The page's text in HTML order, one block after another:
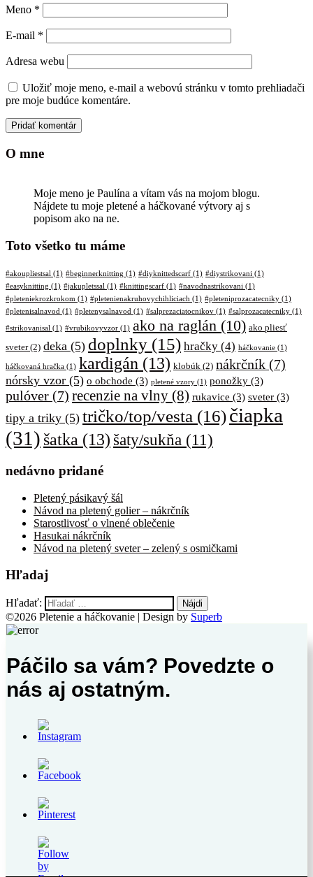
Meno *
E-mail *
Adresa webu
Uložiť moje meno, e-mail a webovú stránku v tomto prehliadači
pre moje budúce komentáre.
O mne
Moje meno je Paulína a vítam vás na mojom blogu.
Nájdete tu moje pletené a háčkované výtvory aj s
popisom ako na ne.
Toto všetko tu máme
#akoupliestsal (1) #beginnerknitting (1) #diyknittedscarf (1) #diystrikovani (1)
#easyknitting (1) #jakupletssal (1) #knittingscarf (1) #navodnastrikovani (1)
#pleteniekrozkrokom (1) #pletenienakruhovychihliciach (1) #pleteniprozacatecniky (1)
#pletenisalnavod (1) #pletenysalnavod (1) #salprezaciatocnikov (1) #salprozacatecniky (1)
#strikovanisal (1) #vrubikovyvzor (1) ako na raglán (10) ako pliesť
sveter(2) deka (5) doplnky (15) hračky (4) háčkovanie (1)
háčkovaná hračka (1) kardigán (13) klobúk (2) nákrčník (7)
nórsky vzor (5) o obchode (3) pletené vzory (1) ponožky (3)
pulóver (7) recenzie na vlny (8) rukavice (3) sveter (3)
tipy a triky (5) tričko/top/vesta (16)čiapka
(31) šatka (13) šaty/sukňa (11)
nedávno pridané
Pletený pásikavý šál
Návod na pletený golier – nákrčník
Starostlivosť o vlnené oblečenie
Hasukai nákrčník
Návod na pletený sveter – zelený s osmičkami
Hľadaj
Hľadať:
©2026 Pletenie a háčkovanie | Design by Superb
Páčilo sa vám? Povedzte o
nás aj ostatným.